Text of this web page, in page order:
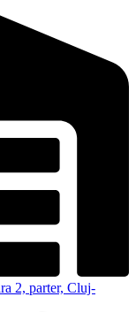
2, parter, Cluj-